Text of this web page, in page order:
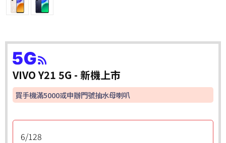
VIVO Y21 5G - 新機上市
買手機滿5000或申辦門號抽水母喇叭
6/128